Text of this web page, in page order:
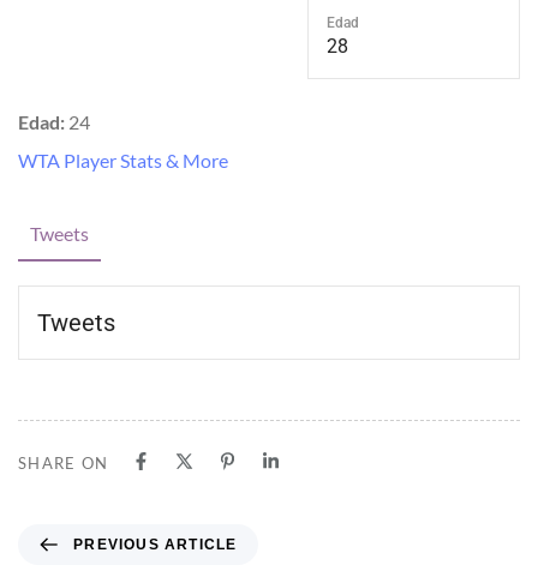
Edad
28
Edad: 24
WTA Player Stats & More
Tweets
Tweets
SHARE ON
PREVIOUS ARTICLE